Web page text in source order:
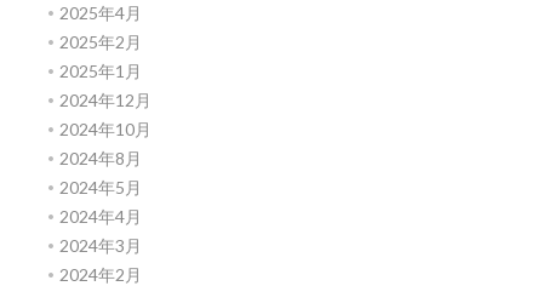
2025年4月
2025年2月
2025年1月
2024年12月
2024年10月
2024年8月
2024年5月
2024年4月
2024年3月
2024年2月